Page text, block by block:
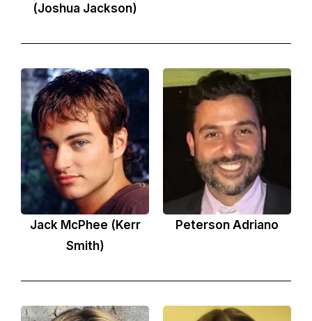
(Joshua Jackson)
Jack McPhee (Kerr
Smith)
Peterson Adriano